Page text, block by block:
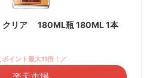
クリア 180ML瓶 180ML 1本
ポイント最大11倍！／